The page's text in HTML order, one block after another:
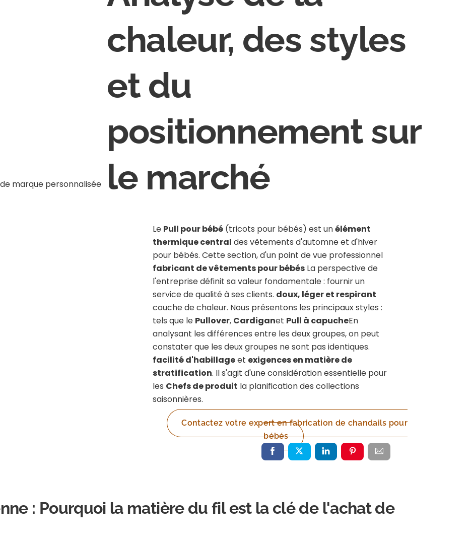
chaleur, des styles
et du
positionnement sur
le marché
Le Pull pour bébé(tricots pour bébés) est unélément
thermique central des vêtements d'automne et d'hiver
pour bébés. Cette section, d'un point de vue professionnel
fabricant de vêtements pour bébésLa perspective de
l'entreprise définit sa valeur fondamentale : fournir un
service de qualité à ses clients. doux, léger et respirant
couche de chaleur. Nous présentons les principaux styles :
tels que le Pullover, Cardiganet Pull à capucheEn
analysant les différences entre les deux groupes, on peut
constater que les deux groupes ne sont pas identiques.
facilité d'habillageet exigences en matière de
stratification. Il s'agit d'une considération essentielle pour
les Chefs de produit la planification des collections
saisonnières.
Contactez votre expert en fabrication de chandails pour
bébés
: Pourquoi la matière du fil est la clé de l'achat de